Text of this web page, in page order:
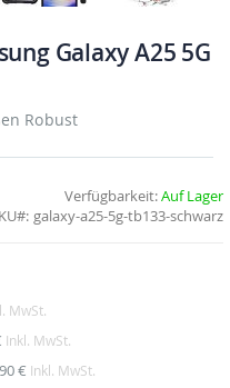
Galaxy A25 5G
Robust
Verfügbarkeit:Auf Lager
galaxy-a25-5g-tb133-schwarz
MwSt.
Inkl. MwSt.
€ Inkl. MwSt.